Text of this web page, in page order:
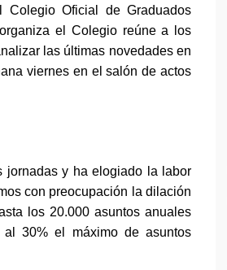
Colegio Oficial de Graduados
el Colegio reúne a los
las últimas novedades en
viernes en el salón de actos
jornadas y ha elogiado la labor
con preocupación la dilación
los 20.000 asuntos anuales
30% el máximo de asuntos